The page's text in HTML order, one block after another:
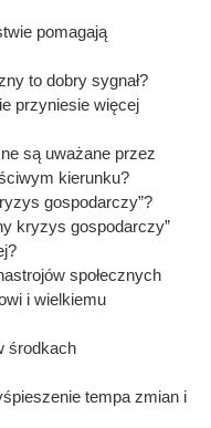
pomagają
to dobry sygnał?
przyniesie więcej
są uważane przez
kierunku?
gospodarczy”?
kryzys gospodarczy”
społecznych
i wielkiemu
środkach
tempa zmian i